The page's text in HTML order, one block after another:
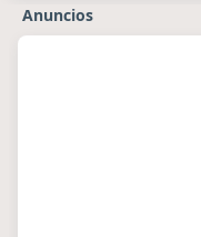
Anuncios